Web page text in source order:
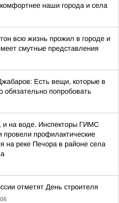
наши города и села
всю жизнь прожил в городе и
смутные представления
Есть вещи, которые в
обязательно попробовать
и на воде. Инспекторы ГИМС
профилактические
на реке Печора в районе села
отметят День строителя